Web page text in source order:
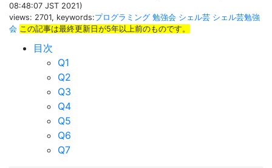
08:48:07 JST 2021)
views: 2701, keywords:プログラミング 勉強会 シェル芸 シェル芸勉強
会 この記事は最終更新日が5年以上前のものです。
目次
Q1
Q2
Q3
Q4
Q5
Q6
Q7